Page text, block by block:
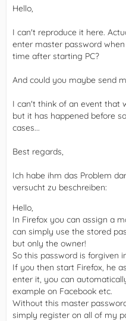
Hello,
I can't reproduce it here.
enter master password
time after starting PC?
And could you maybe send
I can't think of an event that
but it has happened before
cases...
Best regards,
Ich habe ihm das Problem
versucht zu beschreiben:
Hello,
In Firefox you can assign a
can simply use the stored
but only the owner!
So this password is forgiven
If you then start Firefox, he
enter it, you can
example on Facebook etc.
Without this master
simply register on all of my